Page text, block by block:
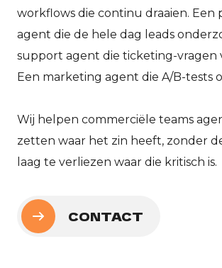
workflows die continu draaien. Een
agent die de hele dag leads
support agent die ticketing-vragen
Een marketing agent die A/B-tests
Wij helpen commerciële teams
zetten waar het zin heeft, zonder
laag te verliezen waar die kritisch is.
CONTACT